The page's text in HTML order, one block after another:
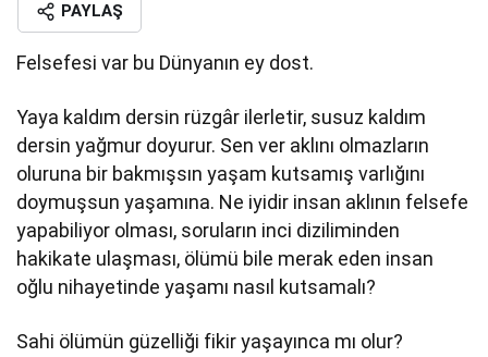
PAYLAŞ
Felsefesi var bu Dünyanın ey dost.
Yaya kaldım dersin rüzgâr ilerletir, susuz kaldım
dersin yağmur doyurur. Sen ver aklını olmazların
oluruna bir bakmışsın yaşam kutsamış varlığını
doymuşsun yaşamına. Ne iyidir insan aklının felsefe
yapabiliyor olması, soruların inci diziliminden
hakikate ulaşması, ölümü bile merak eden insan
oğlu nihayetinde yaşamı nasıl kutsamalı?
Sahi ölümün güzelliği fikir yaşayınca mı olur?